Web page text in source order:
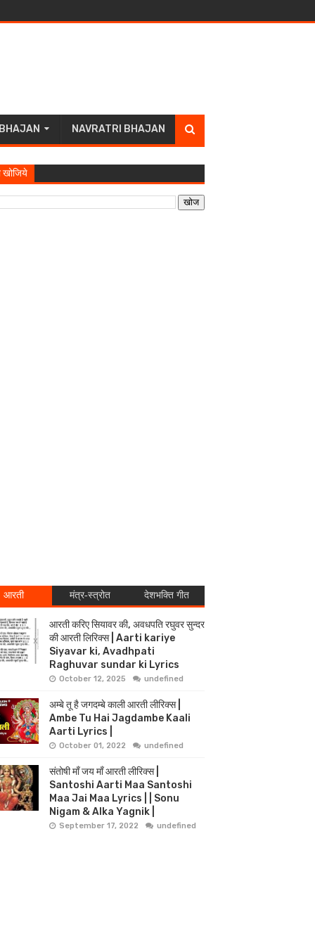
NAVRATRI BHAJAN
आरती मंत्र-स्त्रोत देशभक्ति गीत
आरती करिए सियावर की, अवधपति रघुवर सुन्दर
की आरती लिरिक्स | Aarti kariye
Siyavar ki, Avadhpati
Raghuvar sundar ki Lyrics
October 12, 2025 undefined
अम्बे तू है जगदम्बे काली आरती लीरिक्स |
Ambe Tu Hai Jagdambe Kaali
Aarti Lyrics |
October 01, 2022 undefined
संतोषी माँ जय माँ आरती लीरिक्स |
Santoshi Aarti Maa Santoshi
Maa Jai Maa Lyrics | | Sonu
Nigam & Alka Yagnik |
September 17, 2022 undefined